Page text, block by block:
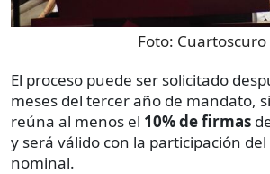
Foto: Cuartoscuro
El proceso puede ser solicitado
meses del tercer año de mandato,
reúna al menos el 10% de firmas
y será válido con la participación del
nominal.